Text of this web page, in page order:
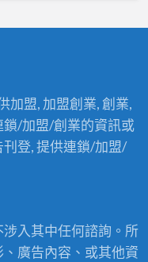
加盟, 加盟創業, 創業,
/加盟/創業的資訊或
登, 提供連鎖/加盟/
入其中任何諮詢。所
廣告內容、或其他資